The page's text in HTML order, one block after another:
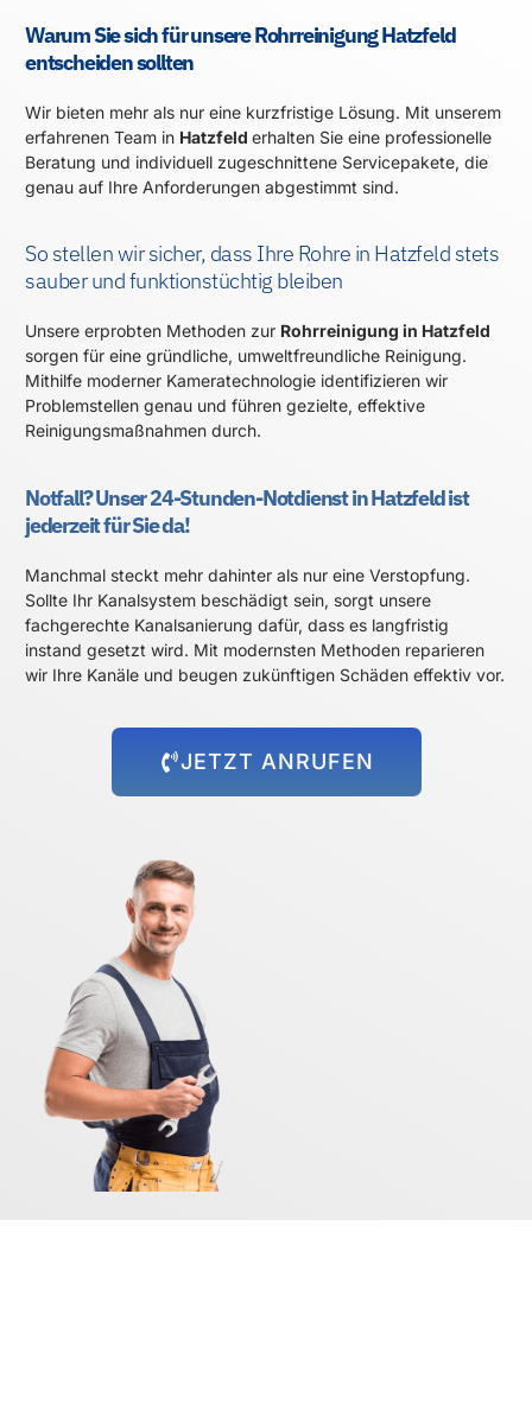
Warum Sie sich für unsere Rohrreinigung Hatzfeld
entscheiden sollten
Wir bieten mehr als nur eine kurzfristige Lösung. Mit unserem
erfahrenen Team in Hatzfeld erhalten Sie eine professionelle
Beratung und individuell zugeschnittene Servicepakete, die
genau auf Ihre Anforderungen abgestimmt sind.
So stellen wir sicher, dass Ihre Rohre in Hatzfeld stets
sauber und funktionstüchtig bleiben
Unsere erprobten Methoden zur Rohrreinigung in Hatzfeld
sorgen für eine gründliche, umweltfreundliche Reinigung.
Mithilfe moderner Kameratechnologie identifizieren wir
Problemstellen genau und führen gezielte, effektive
Reinigungsmaßnahmen durch.
Notfall? Unser 24-Stunden-Notdienst in Hatzfeld ist
jederzeit für Sie da!
Manchmal steckt mehr dahinter als nur eine Verstopfung.
Sollte Ihr Kanalsystem beschädigt sein, sorgt unsere
fachgerechte Kanalsanierung dafür, dass es langfristig
instand gesetzt wird. Mit modernsten Methoden reparieren
wir Ihre Kanäle und beugen zukünftigen Schäden effektiv vor.
JETZT ANRUFEN